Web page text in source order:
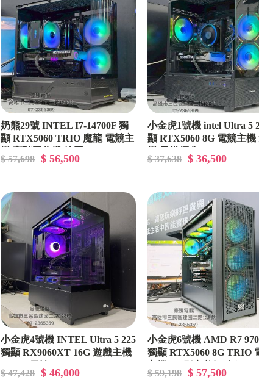
奶熊29號 INTEL I7-14700F 獨
顯 RTX5060 TRIO 魔龍 電競主
$ 57,698 $ 56,500
小金虎1號機 intel Ultra 5
顯 RTX5060 8G 電競主機
$ 37,638 $ 36,500
小金虎4號機 INTEL Ultra 5 225
獨顯 RX9060XT 16G 遊戲主機
$ 47,428 $ 46,000
小金虎6號機 AMD R7
獨顯 RTX5060 8G TRIO
$ 59,198 $ 57,500